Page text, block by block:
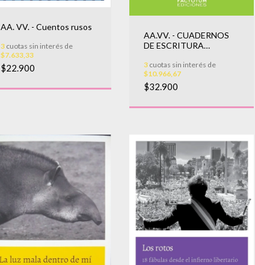
AA. VV. - Cuentos rusos
3 cuotas sin interés de
$7.633,33
$22.900
AA.VV. - CUADERNOS
DE ESCRITURA
3cuotas sin interés de
$10.966,67
$32.900